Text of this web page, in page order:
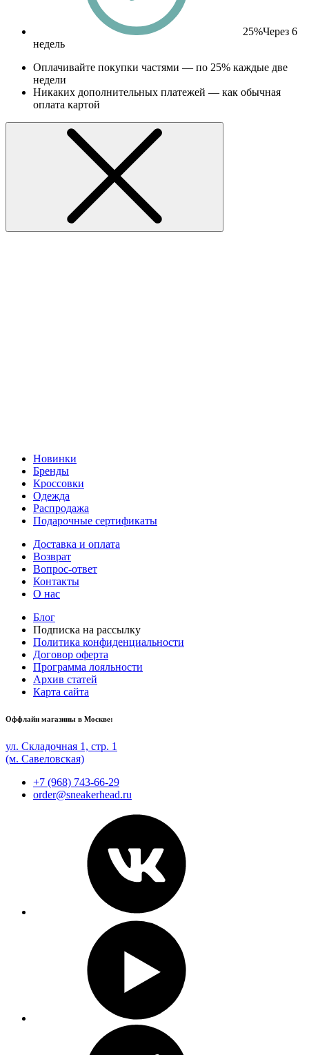
25%Через 6
недель
Оплачивайте покупки частями — по 25% каждые две
недели
Никаких дополнительных платежей — как обычная
оплата картой
Новинки
Бренды
Кроссовки
Одежда
Распродажа
Подарочные сертификаты
Доставка и оплата
Возврат
Вопрос-ответ
Контакты
О нас
Блог
Подписка на рассылку
Политика конфиденциальности
Договор оферта
Программа лояльности
Архив статей
Карта сайта
Оффлайн магазины в Москве:
ул. Складочная 1, стр. 1
(м. Савеловская)
+7 (968) 743-66-29
order@sneakerhead.ru